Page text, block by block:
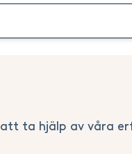
ta hjälp av våra